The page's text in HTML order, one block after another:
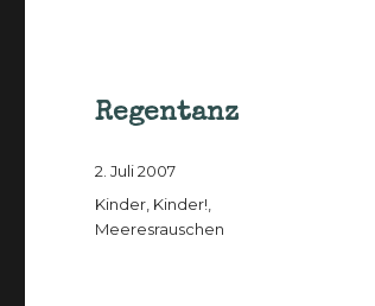
Regentanz
Veröffentlicht
am
2. Juli 2007
Kategorien
Kinder, Kinder!
Meeresrauschen